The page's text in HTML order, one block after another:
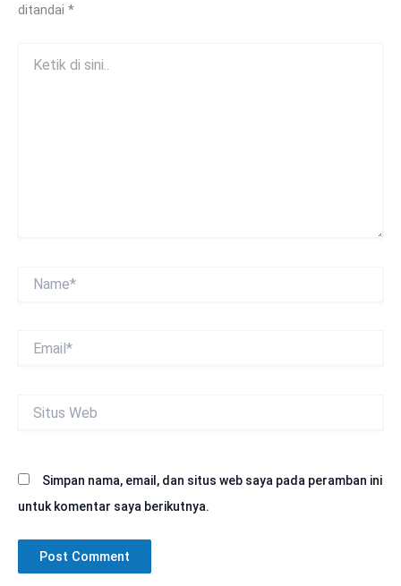
ditandai *
Web
Simpan nama, email, dan situs web saya pada peramban ini
untuk komentar saya berikutnya.